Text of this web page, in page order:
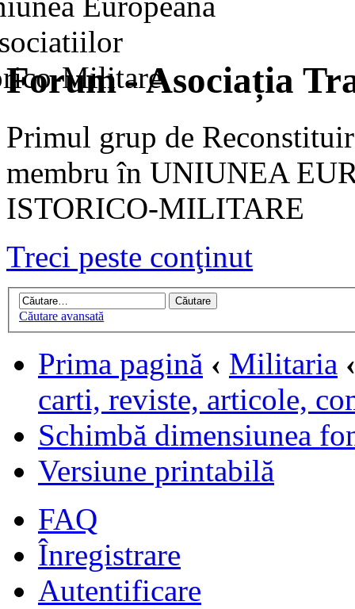
Forum - Asociația
Primul grup de
membru în UNIUNEA
ISTORICO-MILITARE
Treci peste conţinut
Căutare avansată
Prima pagină ‹ Militaria ‹
carti, reviste, articole,
Schimbă dimensiunea
Versiune printabilă
FAQ
Înregistrare
Autentificare